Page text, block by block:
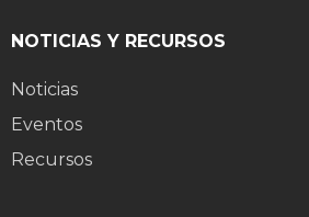
NOTICIAS Y RECURSOS
Noticias
Eventos
Recursos